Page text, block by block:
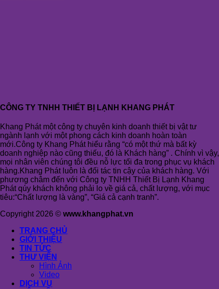
CÔNG TY TNHH THIẾT BỊ LẠNH KHANG PHÁT
Khang Phát một công ty chuyên kinh doanh thiết bị vật tư
ngành lạnh với một phong cách kinh doanh hoàn toàn
mới.Công ty Khang Phát hiểu rằng “có một thứ mà bất kỳ
doanh nghiệp nào cũng thiếu, đó là Khách hàng” . Chính vì vậy,
mọi nhân viên chúng tôi đều nỗ lực tối đa trong phục vụ khách
hàng.Khang Phát luôn là đối tác tin cậy của khách hàng. Với
phương châm đến với Công ty TNHH Thiết Bị Lạnh Khang
Phát qúy khách không phải lo về giá cả, chất lượng, với mục
tiêu:“Chất lượng là vàng”, “Giá cả cạnh tranh”.
Copyright 2026 © www.khangphat.vn
TRANG CHỦ
GIỚI THIỆU
TIN TỨC
THƯ VIỆN
Hình Ảnh
Video
DỊCH VỤ